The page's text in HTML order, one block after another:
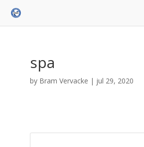
spa
by Bram Vervacke | jul 29, 2020